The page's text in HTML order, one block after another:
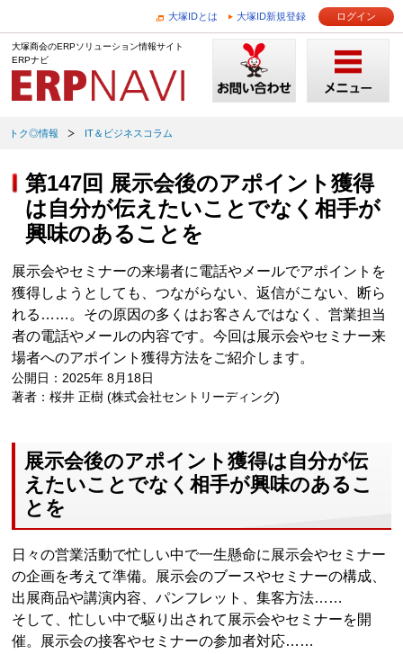
大塚IDとは 大塚ID新規登録 ログイン
大塚商会のERPソリューション情報サイト
ERPナビ
トク◎情報 IT＆ビジネスコラム
第147回 展示会後のアポイント獲得
は自分が伝えたいことでなく相手が
興味のあることを
展示会やセミナーの来場者に電話やメールでアポイントを
獲得しようとしても、つながらない、返信がこない、断ら
れる……。その原因の多くはお客さんではなく、営業担当
者の電話やメールの内容です。今回は展示会やセミナー来
場者へのアポイント獲得方法をご紹介します。
公開日：2025年 8月18日
著者：桜井 正樹 (株式会社セントリーディング)
展示会後のアポイント獲得は自分が伝
えたいことでなく相手が興味のあるこ
とを
日々の営業活動で忙しい中で一生懸命に展示会やセミナー
の企画を考えて準備。展示会のブースやセミナーの構成、
出展商品や講演内容、パンフレット、集客方法……
そして、忙しい中で駆り出されて展示会やセミナーを開
催。展示会の接客やセミナーの参加者対応……